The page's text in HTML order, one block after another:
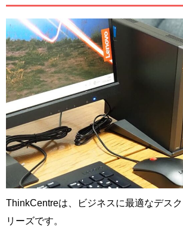
ThinkCentreは、ビジネスに最適なデス
リーズです。